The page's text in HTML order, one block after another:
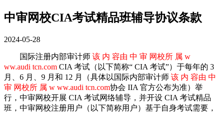
中审网校CIA考试精品班辅导协议条款
2024-05-28
国际注册内部审计师 该 内 容由 中 审 网校所 属 w
ww.audi tcn.com CIA 考试（以下简称“ CIA 考试”）于每年的 3
月、6 月、9 月和 12 月（具体以国际内部审计师 该 内 容由 中
审 网校所 属 w ww.audi tcn.com协会 IIA 官方公布为准）举
行，中审网校开展 CIA 考试网络辅导，并开设 CIA 考试精品
班，中审网校注册用户（以下简称用户）基于自身考试需要，